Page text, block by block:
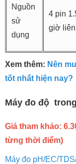
Nguồn
sử
dụng
4 pin
giờ
Xem thêm: Nên
tốt nhất hiện nay?
Máy đo độ
Giá tham khảo:
từng thời điểm)
Máy đo pH/EC/